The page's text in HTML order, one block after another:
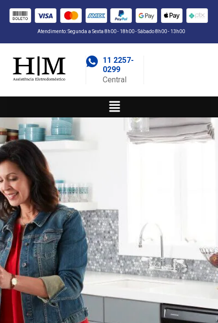
Atendimento: Segunda a Sexta 8h00 - 18h00 - Sábado 8h00 - 13h00
11 2257-
0299
Central